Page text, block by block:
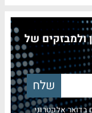
ולמבזקים של
בדואר אלקטרוני